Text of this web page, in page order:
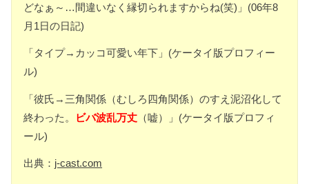
どなぁ～…間違いなく縁切られますからね(笑)」(06年8
月1日の日記)
「タイプ→カッコ可愛い年下」(ケータイ版プロフィー
ル)
「彼氏→三角関係（むしろ四角関係）のすえ泥沼化して
終わった。
ビバ波乱万丈 （嘘）」(ケータイ版プロフィ
ール)
出典： j-cast.com